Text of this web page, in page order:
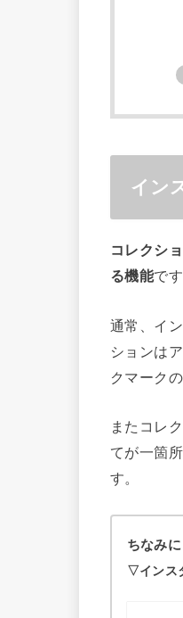
イン
コレクシ
る機能です
通常、イ
ションは
クマーク
またコレ
てが一箇
す。
ちなみに
▽インス